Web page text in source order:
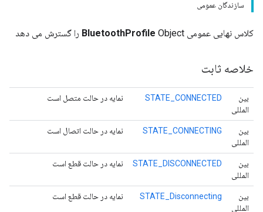
سازندگان عمومی
کلاس نهایی عمومی BluetoothProfile Object را گسترش می دهد
خلاصه ثابت
بین
المللی
STATE_CONNECTED نمایه در حالت متصل است
بین
المللی
STATE_CONNECTING نمایه در حالت اتصال است
بین
المللی
STATE_DISCONNECTED نمایه در حالت قطع است
بین
المللی
STATE_Disconnecting نمایه در حالت قطع است